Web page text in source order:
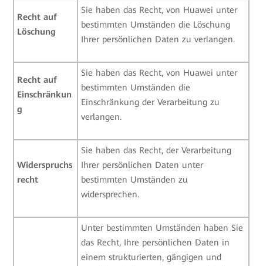
Recht auf
Löschung
Sie haben das Recht, von Huawei unter
bestimmten Umständen die Löschung
Ihrer persönlichen Daten zu verlangen.
Recht auf
Einschränkun
g
Sie haben das Recht, von Huawei unter
bestimmten Umständen die
Einschränkung der Verarbeitung zu
verlangen.
Widerspruchs
recht
Sie haben das Recht, der Verarbeitung
Ihrer persönlichen Daten unter
bestimmten Umständen zu
widersprechen.
Unter bestimmten Umständen haben Sie
das Recht, Ihre persönlichen Daten in
einem strukturierten, gängigen und